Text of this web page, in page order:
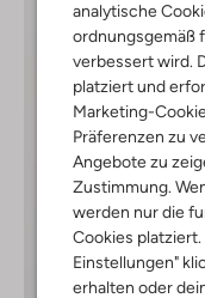
analytische
ordnungsgemäß
verbessert wird.
platziert und
Marketing-
Präferenzen zu
Angebote zu
Zustimmung.
werden nur die
Cookies
Einstellungen"
erhalten oder